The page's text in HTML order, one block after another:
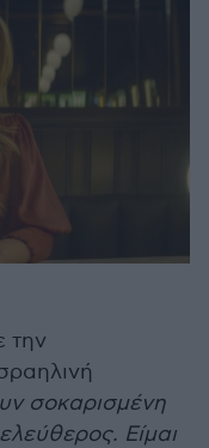
την
σοκαρισμένη
Είμαι